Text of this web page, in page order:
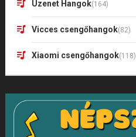
Üzenet Hangok(164)
Vicces csengőhangok(82)
Xiaomi csengőhangok(118)